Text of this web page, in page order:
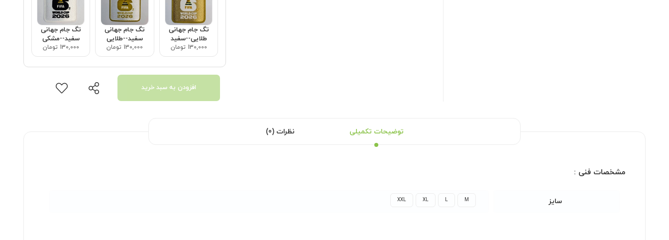
تگ جام جهانی
طلایی--سفید
130,000 تومان
تگ جام جهانی
سفید--طلایی
130,000 تومان
تگ جام جهانی
سفید--مشکی
130,000 تومان
افزودن به سبد خرید
توضیحات تکمیلی نظرات (0)
مشخصات فنی :
سایز M
L
XL
XXL